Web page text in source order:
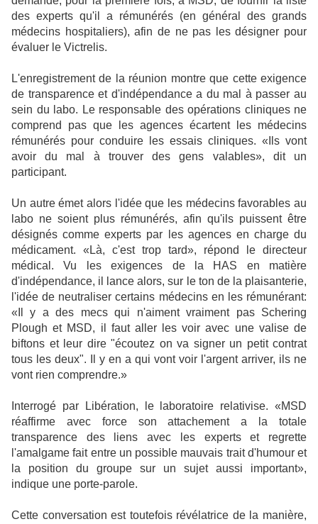
des experts qu'il a rémunérés (en général des grands
médecins hospitaliers), afin de ne pas les désigner pour
évaluer le Victrelis.
L'enregistrement de la réunion montre que cette exigence
de transparence et d'indépendance a du mal à passer au
sein du labo. Le responsable des opérations cliniques ne
comprend pas que les agences écartent les médecins
rémunérés pour conduire les essais cliniques. «Ils vont
avoir du mal à trouver des gens valables», dit un
participant.
Un autre émet alors l'idée que les médecins favorables au
labo ne soient plus rémunérés, afin qu'ils puissent être
désignés comme experts par les agences en charge du
médicament. «Là, c'est trop tard», répond le directeur
médical. Vu les exigences de la HAS en matière
d'indépendance, il lance alors, sur le ton de la plaisanterie,
l'idée de neutraliser certains médecins en les rémunérant:
«Il y a des mecs qui n'aiment vraiment pas Schering
Plough et MSD, il faut aller les voir avec une valise de
biftons et leur dire "écoutez on va signer un petit contrat
tous les deux". Il y en a qui vont voir l'argent arriver, ils ne
vont rien comprendre.»
Interrogé par Libération, le laboratoire relativise. «MSD
réaffirme avec force son attachement a la totale
transparence des liens avec les experts et regrette
l'amalgame fait entre un possible mauvais trait d'humour et
la position du groupe sur un sujet aussi important»,
indique une porte-parole.
Cette conversation est toutefois révélatrice de la manière,